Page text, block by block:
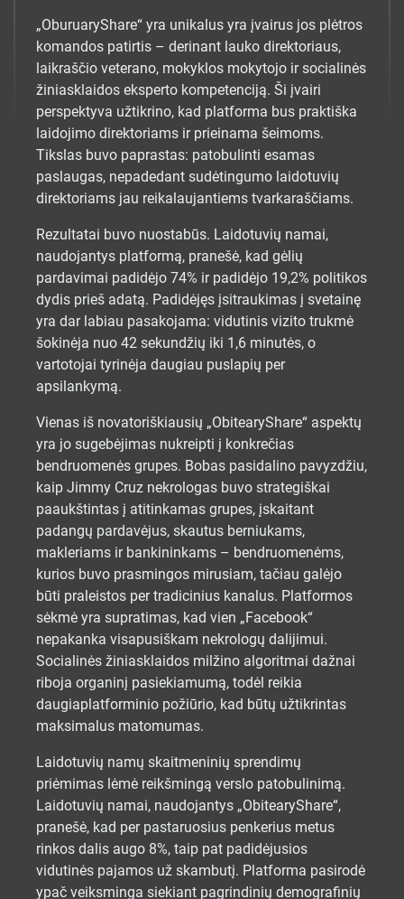
„OburuaryShare“ yra unikalus yra įvairus jos plėtros
komandos patirtis – derinant lauko direktoriaus,
laikraščio veterano, mokyklos mokytojo ir socialinės
žiniasklaidos eksperto kompetenciją. Ši įvairi
perspektyva užtikrino, kad platforma bus praktiška
laidojimo direktoriams ir prieinama šeimoms.
Tikslas buvo paprastas: patobulinti esamas
paslaugas, nepadedant sudėtingumo laidotuvių
direktoriams jau reikalaujantiems tvarkaraščiams.
Rezultatai buvo nuostabūs. Laidotuvių namai,
naudojantys platformą, pranešė, kad gėlių
pardavimai padidėjo 74% ir padidėjo 19,2% politikos
dydis prieš adatą. Padidėjęs įsitraukimas į svetainę
yra dar labiau pasakojama: vidutinis vizito trukmė
šokinėja nuo 42 sekundžių iki 1,6 minutės, o
vartotojai tyrinėja daugiau puslapių per
apsilankymą.
Vienas iš novatoriškiausių „ObitearyShare“ aspektų
yra jo sugebėjimas nukreipti į konkrečias
bendruomenės grupes. Bobas pasidalino pavyzdžiu,
kaip Jimmy Cruz nekrologas buvo strategiškai
paaukštintas į atitinkamas grupes, įskaitant
padangų pardavėjus, skautus berniukams,
makleriams ir bankininkams – bendruomenėms,
kurios buvo prasmingos mirusiam, tačiau galėjo
būti praleistos per tradicinius kanalus. Platformos
sėkmė yra supratimas, kad vien „Facebook“
nepakanka visapusiškam nekrologų dalijimui.
Socialinės žiniasklaidos milžino algoritmai dažnai
riboja organinį pasiekiamumą, todėl reikia
daugiaplatforminio požiūrio, kad būtų užtikrintas
maksimalus matomumas.
Laidotuvių namų skaitmeninių sprendimų
priėmimas lėmė reikšmingą verslo patobulinimą.
Laidotuvių namai, naudojantys „ObitearyShare“,
pranešė, kad per pastaruosius penkerius metus
rinkos dalis augo 8%, taip pat padidėjusios
vidutinės pajamos už skambutį. Platforma pasirodė
ypač veiksminga siekiant pagrindinių demografinių